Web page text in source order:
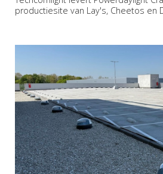
productiesite van Lay's, Cheetos en